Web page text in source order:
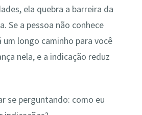
ela quebra a barreira da
Se a pessoa não conhece
um longo caminho para você
nela, e a indicação reduz
se perguntando: como eu